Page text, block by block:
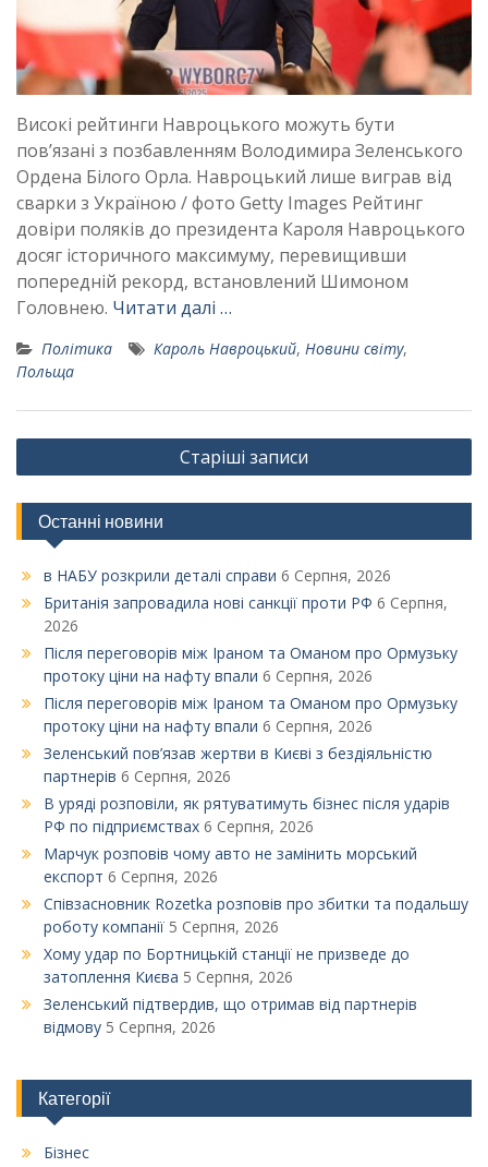
Високі рейтинги Навроцького можуть бути
пов’язані з позбавленням Володимира Зеленського
Ордена Білого Орла. Навроцький лише виграв від
сварки з Україною / фото Getty Images Рейтинг
довіри поляків до президента Кароля Навроцького
досяг історичного максимуму, перевищивши
попередній рекорд, встановлений Шимоном
Головнею. Читати далі …
Політика Кароль Навроцький, Новини світу,
Польща
Навігація
за
записами
Старіші записи
Останні новини
в НАБУ розкрили деталі справи 6 Серпня, 2026
Британія запровадила нові санкції проти РФ 6 Серпня,
2026
Після переговорів між Іраном та Оманом про Ормузьку
протоку ціни на нафту впали 6 Серпня, 2026
Після переговорів між Іраном та Оманом про Ормузьку
протоку ціни на нафту впали 6 Серпня, 2026
Зеленський пов’язав жертви в Києві з бездіяльністю
партнерів 6 Серпня, 2026
В уряді розповіли, як рятуватимуть бізнес після ударів
РФ по підприємствах 6 Серпня, 2026
Марчук розповів чому авто не замінить морський
експорт 6 Серпня, 2026
Співзасновник Rozetka розповів про збитки та подальшу
роботу компанії 5 Серпня, 2026
Xому удар по Бортницькій станції не призведе до
затоплення Києва 5 Серпня, 2026
Зеленський підтвердив, що отримав від партнерів
відмову 5 Серпня, 2026
Категорії
Бізнес